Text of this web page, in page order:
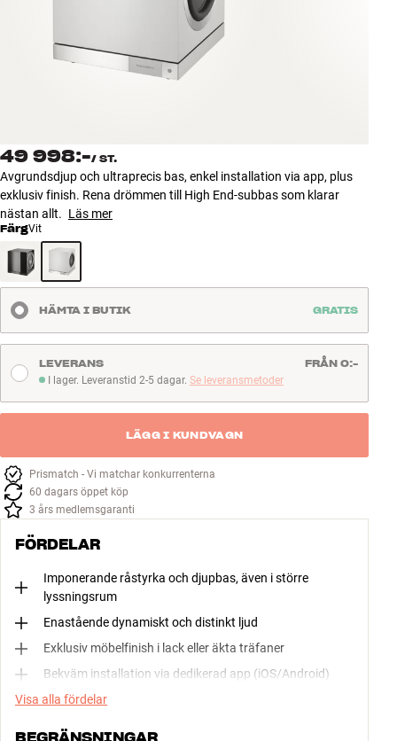
INSPIRATION
NYHETER
ERBJUDANDEN
Hitta Butik
Kundtjänst
Logga in
Bygg med ljud
Företag
49 998:-/ ST.
Avgrundsdjup och ultraprecis bas, enkel installation via app, plus
exklusiv finish. Rena drömmen till High End-subbas som klarar
nästan allt. Läs mer
FärgVit
HÄMTA I BUTIK GRATIS
I lager. Leveranstid 2-5 dagar
I lager. Leveranstid 2-5 dagar. Se leveransmetoder
LEVERANS FRÅN 0:-
LÄGG I KUNDVAGN
Prismatch - Vi matchar konkurrenterna
60 dagars öppet köp
3 års medlemsgaranti
FÖRDELAR
Imponerande råstyrka och djupbas, även i större
lyssningsrum
Enastående dynamiskt och distinkt ljud
Exklusiv möbelfinish i lack eller äkta träfaner
Bekväm installation via dedikerad app (iOS/Android)
Visa alla fördelar